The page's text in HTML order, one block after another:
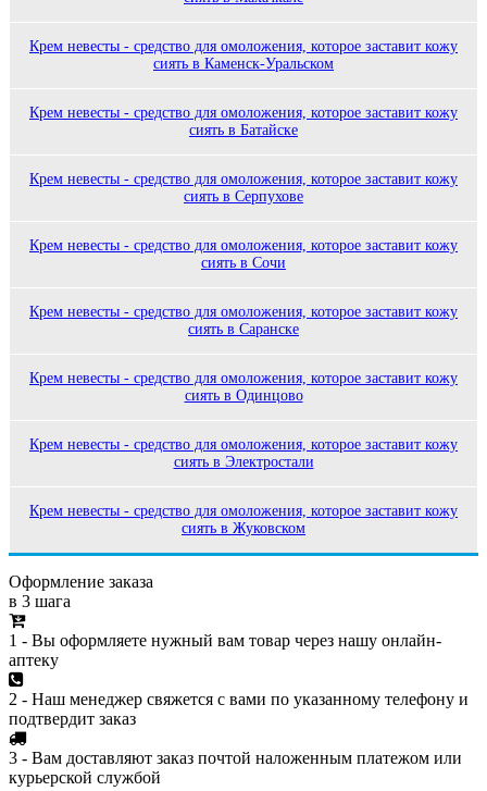
Крем невесты - средство для омоложения, которое заставит кожу
сиять в Каменск-Уральском
Крем невесты - средство для омоложения, которое заставит кожу
сиять в Батайске
Крем невесты - средство для омоложения, которое заставит кожу
сиять в Серпухове
Крем невесты - средство для омоложения, которое заставит кожу
сиять в Сочи
Крем невесты - средство для омоложения, которое заставит кожу
сиять в Саранске
Крем невесты - средство для омоложения, которое заставит кожу
сиять в Одинцово
Крем невесты - средство для омоложения, которое заставит кожу
сиять в Электростали
Крем невесты - средство для омоложения, которое заставит кожу
сиять в Жуковском
Оформление заказа
в 3 шага
1 - Вы оформляете нужный вам товар через нашу онлайн-
аптеку
2 - Наш менеджер свяжется с вами по указанному телефону и
подтвердит заказ
3 - Вам доставляют заказ почтой наложенным платежом или
курьерской службой